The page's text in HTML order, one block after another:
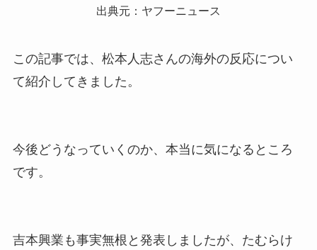
出典元：ヤフーニュース
この記事では、松本人志さんの海外の反応につい
て紹介してきました。
今後どうなっていくのか、本当に気になるところ
です。
吉本興業も事実無根と発表しましたが、たむらけ